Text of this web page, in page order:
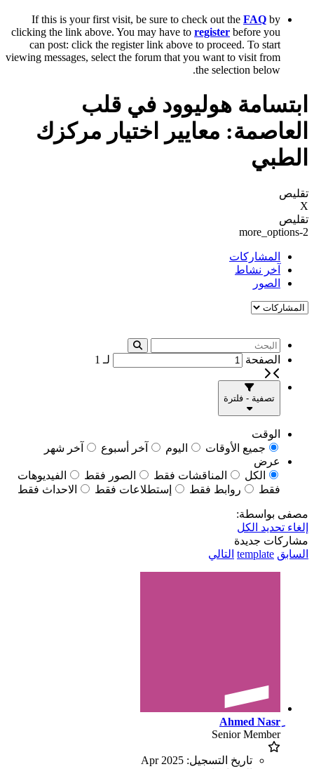
If this is your first visit, be sure to check out the FAQ by
clicking the link above. You may have to register before you
can post: click the register link above to proceed. To start
viewing messages, select the forum that you want to visit from
the selection below.
ابتسامة هوليوود في قلب
العاصمة: معايير اختيار مركزك
الطبي
تقليص
X
تقليص
more_options-2
المشاركات
آخر نشاط
الصور
الصفحة لـ 1
تصفية - فلترة
الوقت
جميع الأوقات
اليوم آخر أسبوع
آخر شهر
عرض
الكل
المناقشات فقط الصور فقط
الفيديوهات
فقط
روابط فقط إستطلاعات فقط الاحداث فقط
مصفى بواسطة:
إلغاء تحديد الكل
مشاركات جديدة
السابق template التالي
Senior Member
تاريخ التسجيل: Apr 2025